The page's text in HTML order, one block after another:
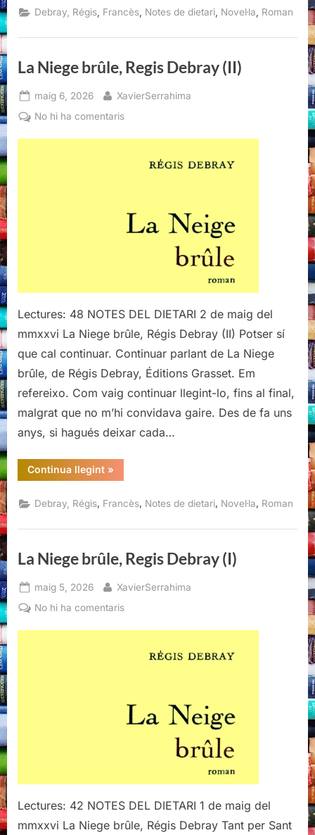
Regis
Debray
Debray, Régis Francès Notes de dietari Novel·la Roman
La Niege brûle, Regis Debray (II)
Posted
on
maig 6, 2026 By
XavierSerrahima
No hi ha comentarisa
brûle,
(II)
Lectures: 48 NOTES DEL DIETARI 2 de maig del
mmxxvi La Niege brûle, Régis Debray (II) Potser sí
que cal continuar. Continuar parlant de La Niege
brûle, de Régis Debray, Éditions Grasset. Em
refereixo. Com vaig continuar llegint-lo, fins al final,
malgrat que no m’hi convidava gaire. Des de fa uns
anys, si hagués deixar cada…
Continua llegint“La
Niege
Regis
Debray
»
Debray, Régis, Francès, Notes de dietari, Novel·la, Roman
La Niege brûle, Regis Debray (I)
Posted
on
maig 5, 2026 By
XavierSerrahima
No hi ha comentarisa
brûle,
(I)
Lectures: 42 NOTES DEL DIETARI 1 de maig del
mmxxvi La Niege brûle, Régis Debray Tant per Sant